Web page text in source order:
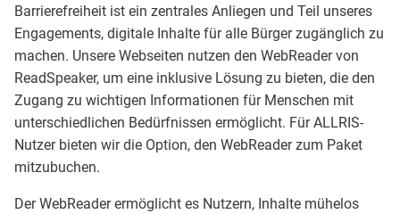
Barrierefreiheit ist ein zentrales Anliegen und Teil unseres
Engagements, digitale Inhalte für alle Bürger zugänglich zu
machen. Unsere Webseiten nutzen den WebReader von
ReadSpeaker, um eine inklusive Lösung zu bieten, die den
Zugang zu wichtigen Informationen für Menschen mit
unterschiedlichen Bedürfnissen ermöglicht. Für ALLRIS-
Nutzer bieten wir die Option, den WebReader zum Paket
mitzubuchen.
Der WebReader ermöglicht es Nutzern, Inhalte mühelos